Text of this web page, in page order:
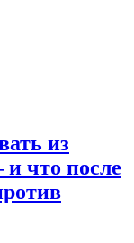
из
и что после